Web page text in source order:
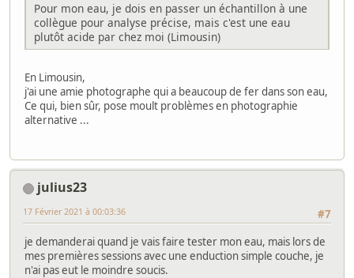
Pour mon eau, je dois en passer un échantillon à une
collègue pour analyse précise, mais c'est une eau
plutôt acide par chez moi (Limousin)
En Limousin,
j'ai une amie photographe qui a beaucoup de fer dans son eau,
Ce qui, bien sûr, pose moult problèmes en photographie
alternative ...
julius23
#7
17 Février 2021 à 00:03:36
je demanderai quand je vais faire tester mon eau, mais lors de
mes premières sessions avec une enduction simple couche, je
n'ai pas eut le moindre soucis.